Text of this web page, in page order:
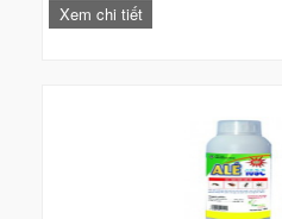
Xem chi tiết